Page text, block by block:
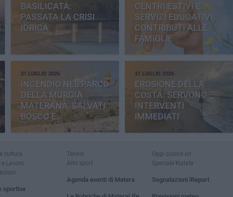
BASILICATA:
PASSATA LA CRISI
IDRICA
CENTRI ESTIVI E
SERVIZI EDUCATIVI:
CONTRIBUTI ALLE
FAMIGLIE
31 LUGLIO 2026
INCENDIO NEL PARCO
DELLA MURGIA
MATERANA, SALVATI
BOSCO E
CEMENTERIA
31 LUGLIO 2026
EROSIONE DELLA
COSTA: SERVONO
INTERVENTI
IMMEDIATI
cultura
Lavoro
sportive
Tennis
Altri sport
Agenda eventi di Matera
Oggi cucino io!
Speciale Natale
Segnalazioni iReport